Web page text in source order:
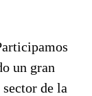
un gran
de la